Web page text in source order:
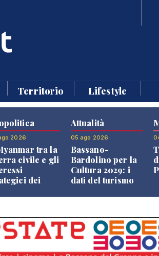
Territorio Lifestyle
2026
tra la
civile e gli
dei
Attualità
05 ago 2026
Bassano-
Bardolino per la
Cultura 2029: i
dati del turismo